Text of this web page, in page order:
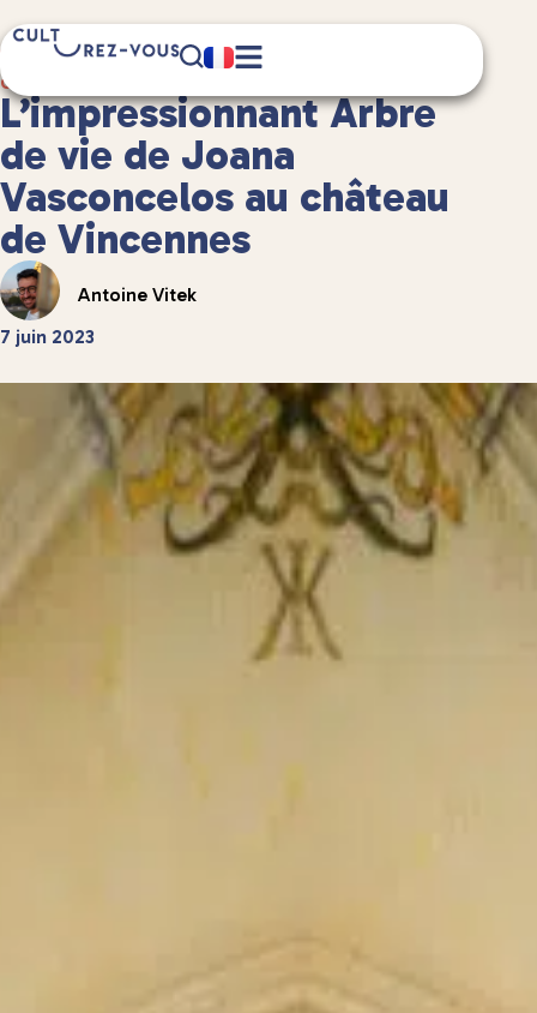
Culture
3 minute(s) de lecture
L’impressionnant Arbre
de vie de Joana
Vasconcelos au château
de Vincennes
Antoine Vitek
7 juin 2023